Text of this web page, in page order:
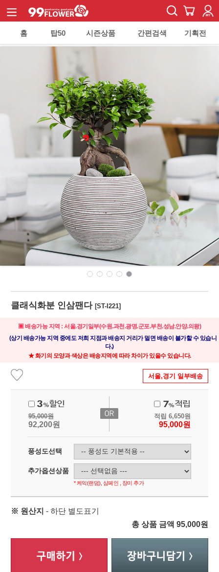
홈 탑50 시즌상품 간편검색 기획전
클래식화분 인삼팬다[ST-I221]
▣ 배송가능 지역 : 서울.경기일부(수원.과천.광명.군포.부천.성남.안양.의왕)
(상기 배송가능 지역 중에도 저희 지점과 배송지 거리가 멀면 배송이 불가할 수 있습니
다.)
★ 화기의 모양과 색상은 배송지역에 따라 차이가 있을수 있습니다.
서울,경기 일부배송
95,000원
92,200원
적립 6,650원
95,000원
풍성도선택
추가옵션상품
* 케익(랜덤), 샴페인 , 장미 추가
※ 원산지 - 하단 별도표기
총 상품 금액 95,000원